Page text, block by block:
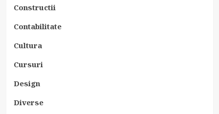
Constructii
Contabilitate
Cultura
Cursuri
Design
Diverse